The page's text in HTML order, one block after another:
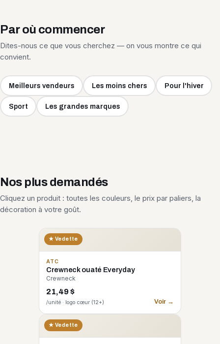
Par où commencer
Dites-nous ce que vous cherchez — on vous montre ce qui
convient.
Meilleurs vendeurs Les moins chers Pour l'hiver
Sport Les grandes marques
Nos plus demandés
Cliquez un produit : toutes les couleurs, le prix par paliers, la
décoration à votre goût.
★ Vedette
ATC
Crewneck ouaté Everyday
Crewneck
21,49 $
/unité · logo cœur (12+) Voir →
★ Vedette